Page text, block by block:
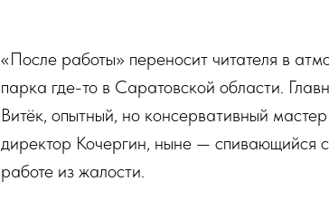
«После работы» переносит читателя в
парка где-то в Саратовской области.
Витёк, опытный, но консервативный
директор Кочергин, ныне — спивающийся
работе из жалости.